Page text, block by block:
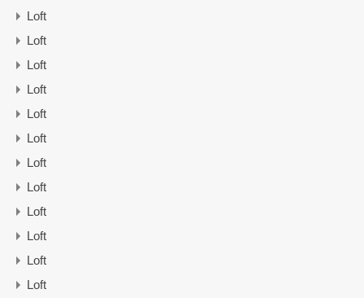
Loft
Loft
Loft
Loft
Loft
Loft
Loft
Loft
Loft
Loft
Loft
Loft